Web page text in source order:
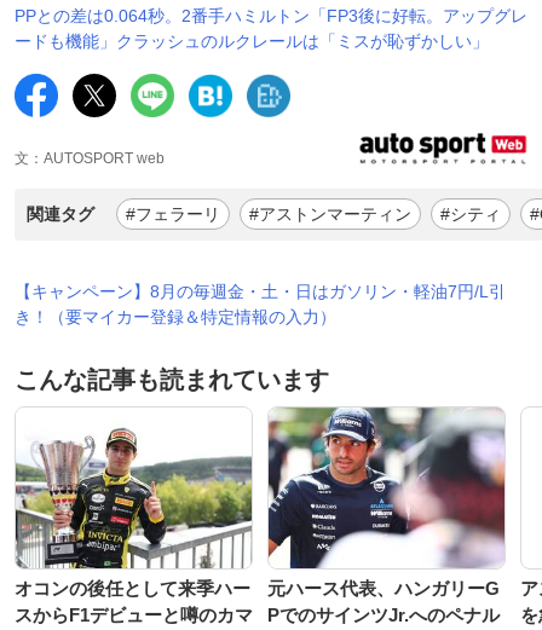
PPとの差は0.064秒。2番手ハミルトン「FP3後に好転。アップグレ
ードも機能」クラッシュのルクレールは「ミスが恥ずかしい」
文：AUTOSPORT web
関連タグ #フェラーリ #アストンマーティン #シティ
【キャンペーン】8月の毎週金・土・日はガソリン・軽油7円/L引
き！（要マイカー登録＆特定情報の入力）
こんな記事も読まれています
オコンの後任として来季ハー
スからF1デビューと噂のカマ
元ハース代表、ハンガリーG
PでのサインツJr.へのペナル